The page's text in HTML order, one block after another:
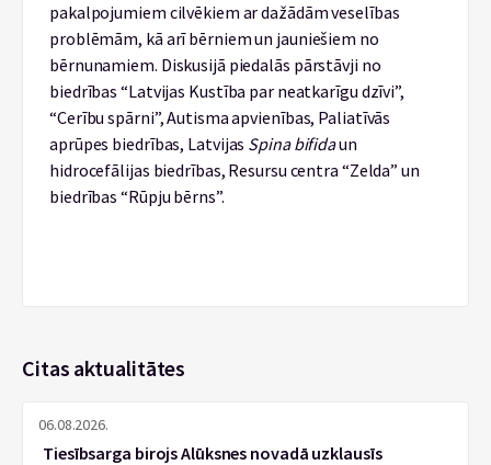
pakalpojumiem cilvēkiem ar dažādām veselības
problēmām, kā arī bērniem un jauniešiem no
bērnunamiem. Diskusijā piedalās pārstāvji no
biedrības “Latvijas Kustība par neatkarīgu dzīvi”,
“Cerību spārni”, Autisma apvienības, Paliatīvās
aprūpes biedrības, Latvijas Spina bifidaun
hidrocefālijas biedrības, Resursu centra “Zelda” un
biedrības “Rūpju bērns”.
Citas aktualitātes
06.08.2026.
Tiesībsarga birojs Alūksnes novadā uzklausīs